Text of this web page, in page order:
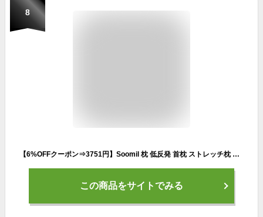
8
【6%OFFクーポン⇒3751円】Soomil 枕 低反発 首枕 ストレッチ枕 【睡眠の専門家監修】安眠枕 ネックピロー ヘットレスト 温めて首を伸ばす 5段階温度調節温熱枕 首や肩の負担にならない 通気性 カバー洗濯可 加熱と不加熱タイプの選択可 プレゼント ギフト
この商品をサイトでみる